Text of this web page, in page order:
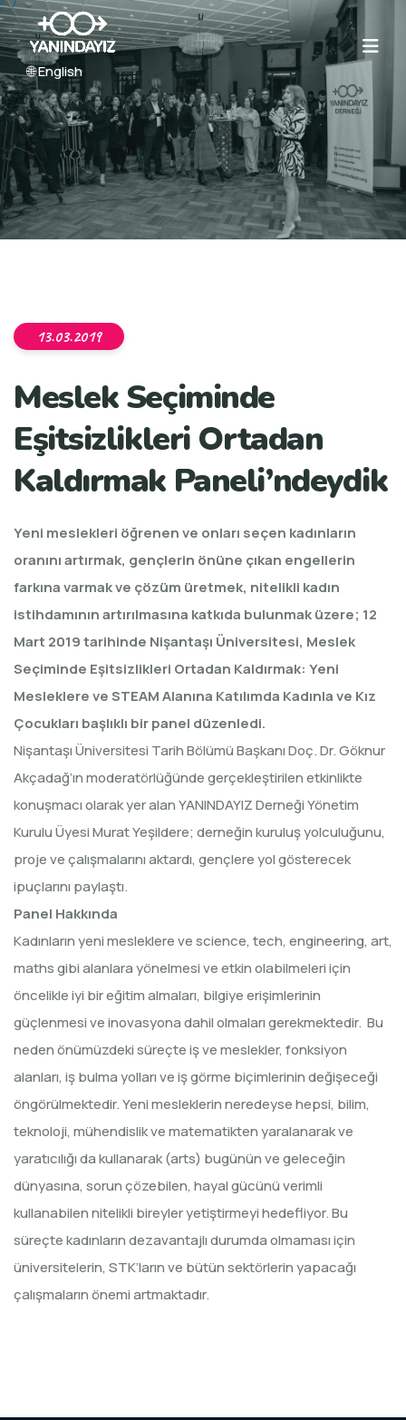
🌐 English
13.03.2019
Meslek Seçiminde
Eşitsizlikleri Ortadan
Kaldırmak Paneli’ndeydik
Yeni meslekleri öğrenen ve onları seçen kadınların
oranını artırmak, gençlerin önüne çıkan engellerin
farkına varmak ve çözüm üretmek, nitelikli kadın
istihdamının artırılmasına katkıda bulunmak üzere; 12
Mart 2019 tarihinde Nişantaşı Üniversitesi, Meslek
Seçiminde Eşitsizlikleri Ortadan Kaldırmak: Yeni
Mesleklere ve STEAM Alanına Katılımda Kadınla ve Kız
Çocukları başlıklı bir panel düzenledi.
Nişantaşı Üniversitesi Tarih Bölümü Başkanı Doç. Dr. Göknur
Akçadağ’ın moderatörlüğünde gerçekleştirilen etkinlikte
konuşmacı olarak yer alan YANINDAYIZ Derneği Yönetim
Kurulu Üyesi Murat Yeşildere; derneğin kuruluş yolculuğunu,
proje ve çalışmalarını aktardı, gençlere yol gösterecek
ipuçlarını paylaştı.
Panel Hakkında
Kadınların yeni mesleklere ve science, tech, engineering, art,
maths gibi alanlara yönelmesi ve etkin olabilmeleri için
öncelikle iyi bir eğitim almaları, bilgiye erişimlerinin
güçlenmesi ve inovasyona dahil olmaları gerekmektedir. Bu
neden önümüzdeki süreçte iş ve meslekler, fonksiyon
alanları, iş bulma yolları ve iş görme biçimlerinin değişeceği
öngörülmektedir. Yeni mesleklerin neredeyse hepsi, bilim,
teknoloji, mühendislik ve matematikten yaralanarak ve
yaratıcılığı da kullanarak (arts) bugünün ve geleceğin
dünyasına, sorun çözebilen, hayal gücünü verimli
kullanabilen nitelikli bireyler yetiştirmeyi hedefliyor. Bu
süreçte kadınların dezavantajlı durumda olmaması için
üniversitelerin, STK’ların ve bütün sektörlerin yapacağı
çalışmaların önemi artmaktadır.